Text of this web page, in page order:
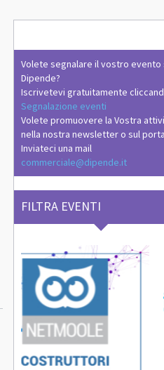
Volete segnalare il vostro evento
Dipende?
Iscrivetevi gratuitamente
Segnalazione eventi
Volete promuovere la Vostra
nella nostra newsletter o sul
Inviateci una mail
commerciale@dipende.it
FILTRA EVENTI